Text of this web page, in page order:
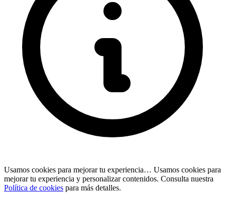
Usamos cookies para mejorar tu experiencia… Usamos cookies para
mejorar tu experiencia y personalizar contenidos. Consulta nuestra
Política de cookies para más detalles.